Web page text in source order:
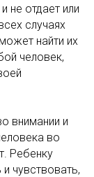
не отдает или
случаях
найти их
человек,
внимании и
во
Ребенку
чувствовать,